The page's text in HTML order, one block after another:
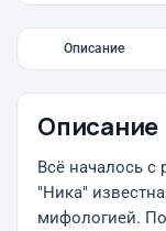
Описание
Описание
Всё началось с
"Ника"
мифологией.